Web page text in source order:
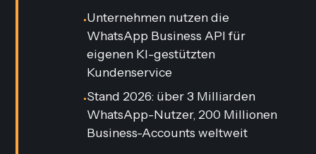
•Unternehmen nutzen die
WhatsApp Business API für
eigenen KI-gestützten
Kundenservice
•Stand 2026: über 3 Milliarden
WhatsApp-Nutzer, 200 Millionen
Business-Accounts weltweit